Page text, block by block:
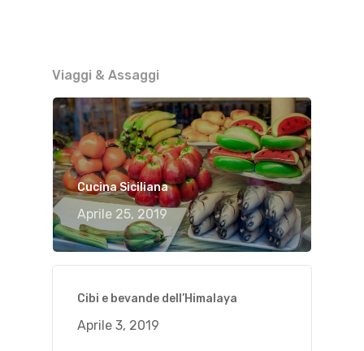
Viaggi & Assaggi
Cucina Siciliana
Aprile 25, 2019
Cibi e bevande dell’Himalaya
Aprile 3, 2019